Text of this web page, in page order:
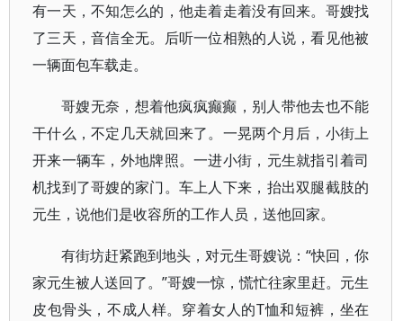
有一天，不知怎么的，他走着走着没有回来。哥嫂找
了三天，音信全无。后听一位相熟的人说，看见他被
一辆面包车载走。
哥嫂无奈，想着他疯疯癫癫，别人带他去也不能
干什么，不定几天就回来了。一晃两个月后，小街上
开来一辆车，外地牌照。一进小街，元生就指引着司
机找到了哥嫂的家门。车上人下来，抬出双腿截肢的
元生，说他们是收容所的工作人员，送他回家。
有街坊赶紧跑到地头，对元生哥嫂说：“快回，你
家元生被人送回了。”哥嫂一惊，慌忙往家里赶。元生
皮包骨头，不成人样。穿着女人的T恤和短裤，坐在